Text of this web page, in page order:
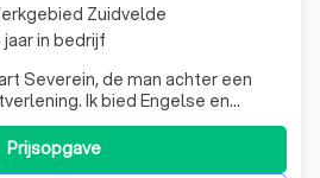
Severein, de man achter een
Ik bied Engelse en
proefleesdiensten, maar ook
Dit doe ik voor beide talen,
vertalingen uit het Engels naar
Prijsopgave
Zuidvelde
jaar in bedrijf